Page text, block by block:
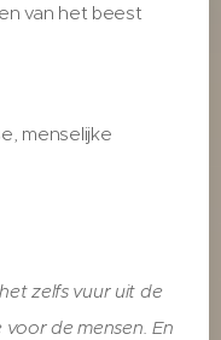
van het beest
menselijke
zelfs vuur uit de
de mensen. En